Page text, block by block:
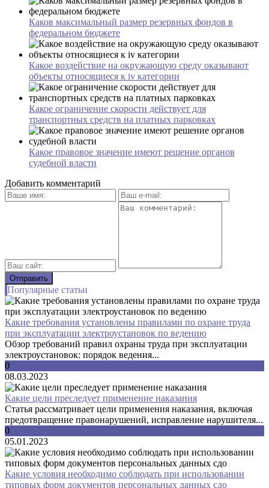
Каков максимальный размер резервных фондов в
федеральном бюджете
Какое воздействие на окружающую среду оказывают
объекты относящиеся к iv категории
Какое ограничение скорости действует для
транспортных средств на платных парковках
Какое правовое значение имеют решение органов
судебной власти
Добавить комментарий
Популярные статьи
Какие требования установлены правилами по охране труда
при эксплуатации электроустановок по ведению
Обзор требований правил охраны труда при эксплуатации
электроустановок: порядок ведения...
0
08.03.2023
Какие цели преследует применение наказания
Статья рассматривает цели применения наказания, включая
предотвращение правонарушений, исправление нарушителя...
0
05.01.2023
Какие условия необходимо соблюдать при использовании
типовых форм документов персональных данных сдо